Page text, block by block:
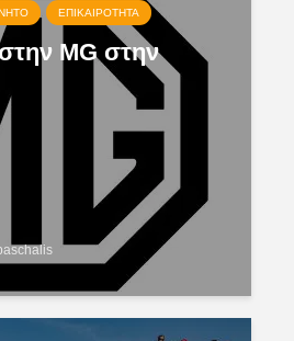
ΕΠΙΚΑΙΡΌΤΗΤΑ
MG στην